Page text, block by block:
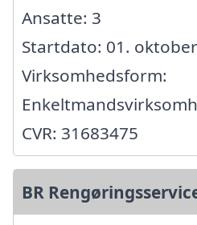
Ansatte: 3
Startdato: 01.
Virksomhedsform:
CVR: 31683475
BR